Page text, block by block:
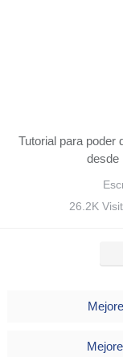
Tutorial para poder
desde
26.2K